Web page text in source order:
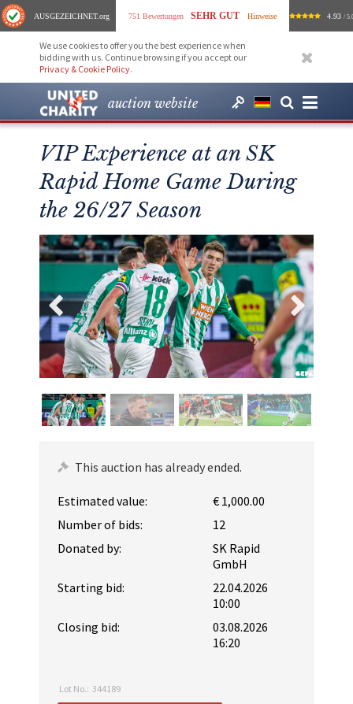
AUSGEZEICHNET.org 751 Bewertungen SEHR GUT Hinweise 4.93 /
We use cookies to offer you the best experience when
bidding with us. Continue browsing if you accept our
Privacy & Cookie Policy.
auction website
VIP Experience at an SK
Rapid Home Game During
the 26/27 Season
This auction has already ended.
Estimated value:
€ 1,000.00
Number of bids:
12
Donated by:
SK Rapid
GmbH
Starting bid:
22.04.2026
10:00
Closing bid:
03.08.2026
16:20
Lot No.: 344189